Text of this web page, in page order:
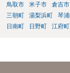
鳥取市
米子市 倉吉市
三朝町
湯梨浜町 琴
日南町
日野町 江府町